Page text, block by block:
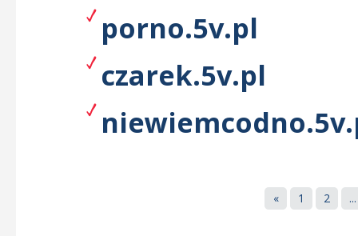
porno.5v.pl
czarek.5v.pl
« 1 2 ...